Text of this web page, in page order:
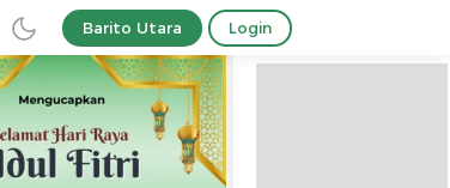
Barito Utara Login